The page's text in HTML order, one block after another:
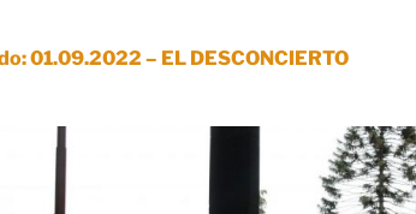
01.09.2022 – EL DESCONCIERTO